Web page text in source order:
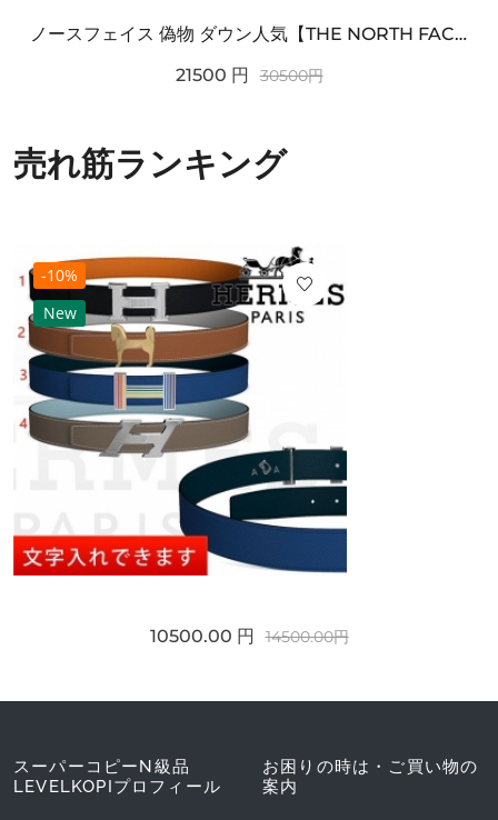
ノースフェイス 偽物 ダウン人気【THE NORTH FACE】M'S 7 SUMMIT HIM...
21500 円 30500円
売れ筋ランキング
-10%
New
10500.00 円 14500.00円
スーパーコピーN級品
LEVELKOPIプロフィール
お困りの時は・ご買い物の
案内